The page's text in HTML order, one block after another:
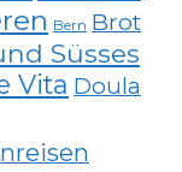
Bern Brot
Süsses
Vita Doula